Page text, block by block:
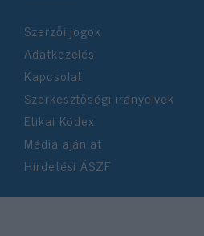
Szerzői jogok
Adatkezelés
Kapcsolat
Szerkesztőségi irányelvek
Etikai Kódex
Média ajánlat
Hirdetési ÁSZF